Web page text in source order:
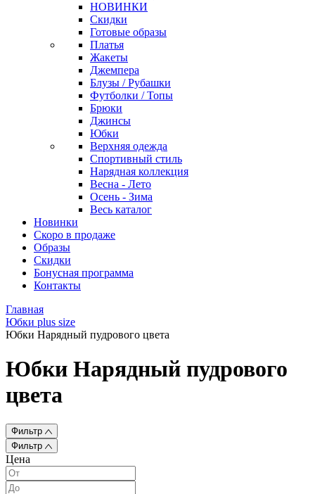
НОВИНКИ
Скидки
Готовые образы
Платья
Жакеты
Джемпера
Блузы / Рубашки
Футболки / Топы
Брюки
Джинсы
Юбки
Верхняя одежда
Спортивный стиль
Нарядная коллекция
Весна - Лето
Осень - Зима
Весь каталог
Новинки
Скоро в продаже
Образы
Скидки
Бонусная программа
Контакты
Главная
Юбки plus size
Юбки Нарядный пудрового цвета
Юбки Нарядный пудрового
цвета
Фильтр
Фильтр
Цена